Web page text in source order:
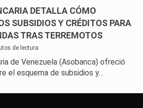
DETALLA CÓMO
SUBSIDIOS Y CRÉDITOS PARA
TRAS TERREMOTOS
de lectura
de Venezuela (Asobanca) ofreció
el esquema de subsidios y…